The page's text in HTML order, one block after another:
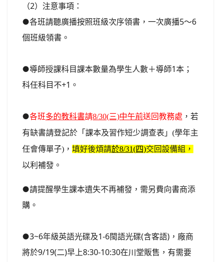
（2）注意事項：
●各班請聽廣播按照班級次序領書，一次廣播5～6
個班級領書。
●導師授課科目課本數量為學生人數＋導師1本；
科任科目不+1。
●各班多的教科書請8/30(三)中午前送回教務處 ，若
有缺書請登記於「課本及習作短少調查表」(學年主
任會傳單子)， 填好後煩請於8/31(四)交回設備組 ，
以利補發。
●請提醒學生課本遺失不再補發，需另費向書商添
購。
●3~6年級英語光碟及1-6閩語光碟(含客語)，廠商
將於9/19(二)早上8:30-10:30在川堂販售，有需要